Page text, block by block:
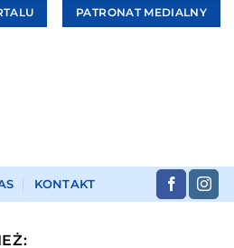
PATRONAT MEDIALNY
KONTAKT